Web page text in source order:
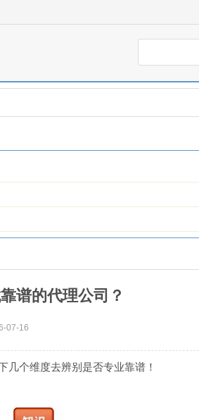
谱的代理公司？
07-16
几个维度去辨别是否专业靠谱！